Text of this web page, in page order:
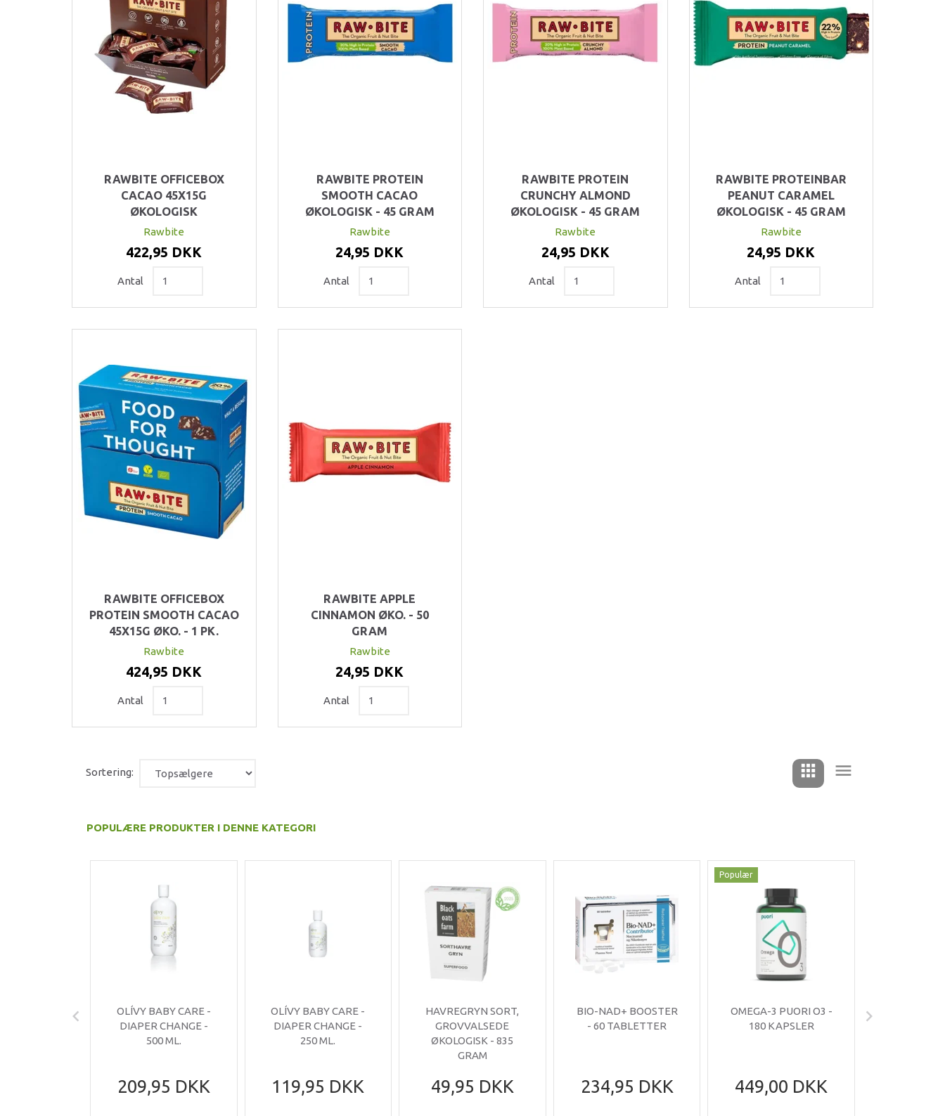
RAWBITE OFFICEBOX
CACAO 45X15G
ØKOLOGISK
Rawbite
422,95 DKK
Antal
RAWBITE PROTEIN
SMOOTH CACAO
ØKOLOGISK - 45 GRAM
Rawbite
24,95 DKK
Antal
RAWBITE PROTEIN
CRUNCHY ALMOND
ØKOLOGISK - 45 GRAM
Rawbite
24,95 DKK
Antal
RAWBITE PROTEINBAR
PEANUT CARAMEL
ØKOLOGISK - 45 GRAM
Rawbite
24,95 DKK
Antal
RAWBITE OFFICEBOX
PROTEIN SMOOTH CACAO
45X15G ØKO. - 1 PK.
Rawbite
424,95 DKK
Antal
RAWBITE APPLE
CINNAMON ØKO. - 50
GRAM
Rawbite
24,95 DKK
Antal
Sortering:
POPULÆRE PRODUKTER I DENNE KATEGORI
OLÍVY BABY CARE -
DIAPER CHANGE -
500 ML.
209,95 DKK
OLÍVY BABY CARE -
DIAPER CHANGE -
250 ML.
119,95 DKK
HAVREGRYN SORT,
GROVVALSEDE
ØKOLOGISK - 835
GRAM
49,95 DKK
BIO-NAD+ BOOSTER
- 60 TABLETTER
234,95 DKK
Populær
OMEGA-3 PUORI O3 -
180 KAPSLER
449,00 DKK